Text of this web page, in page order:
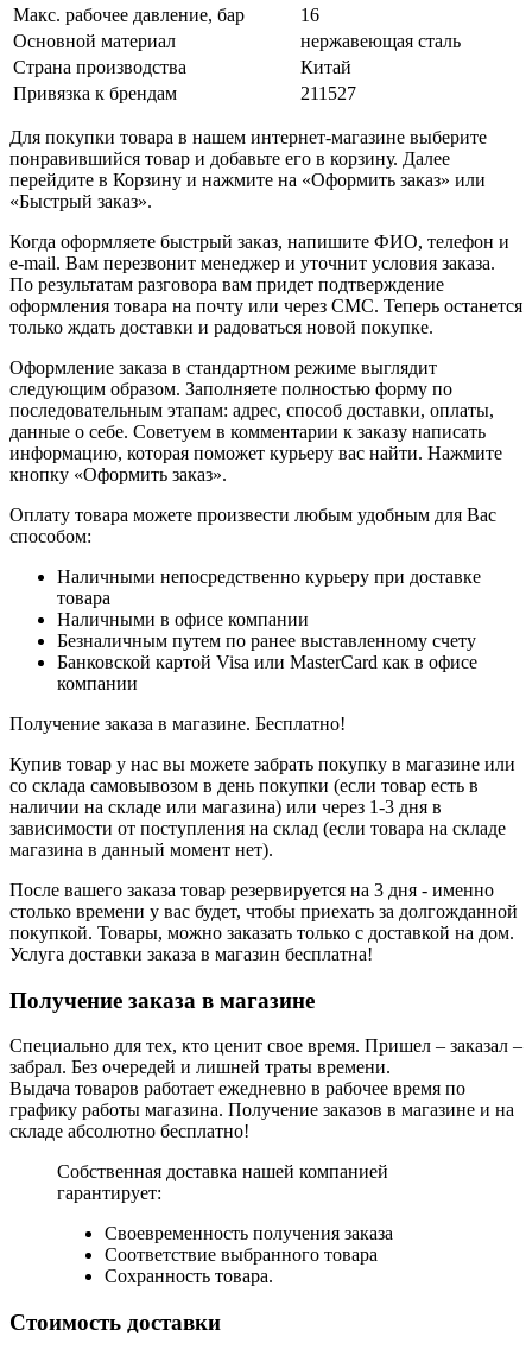
Макс. рабочее давление, бар
16
Основной материал
нержавеющая сталь
Страна производства
Китай
Привязка к брендам
211527
Для покупки товара в нашем интернет-магазине выберите
понравившийся товар и добавьте его в корзину. Далее
перейдите в Корзину и нажмите на «Оформить заказ» или
«Быстрый заказ».
Когда оформляете быстрый заказ, напишите ФИО, телефон и
e-mail. Вам перезвонит менеджер и уточнит условия заказа.
По результатам разговора вам придет подтверждение
оформления товара на почту или через СМС. Теперь останется
только ждать доставки и радоваться новой покупке.
Оформление заказа в стандартном режиме выглядит
следующим образом. Заполняете полностью форму по
последовательным этапам: адрес, способ доставки, оплаты,
данные о себе. Советуем в комментарии к заказу написать
информацию, которая поможет курьеру вас найти. Нажмите
кнопку «Оформить заказ».
Оплату товара можете произвести любым удобным для Вас
способом:
Наличными непосредственно курьеру при доставке
товара
Наличными в офисе компании
Безналичным путем по ранее выставленному счету
Банковской картой Visa или MasterCard как в офисе
компании
Получение заказа в магазине. Бесплатно!
Купив товар у нас вы можете забрать покупку в магазине или
со склада самовывозом в день покупки (если товар есть в
наличии на складе или магазина) или через 1-3 дня в
зависимости от поступления на склад (если товара на складе
магазина в данный момент нет).
После вашего заказа товар резервируется на 3 дня - именно
столько времени у вас будет, чтобы приехать за долгожданной
покупкой. Товары, можно заказать только с доставкой на дом.
Услуга доставки заказа в магазин бесплатна!
Получение заказа в магазине
Специально для тех, кто ценит свое время. Пришел – заказал –
забрал. Без очередей и лишней траты времени.
Выдача товаров работает ежедневно в рабочее время по
графику работы магазина. Получение заказов в магазине и на
складе абсолютно бесплатно!
Собственная доставка нашей компанией
гарантирует:
Своевременность получения заказа
Соответствие выбранного товара
Сохранность товара.
Стоимость доставки